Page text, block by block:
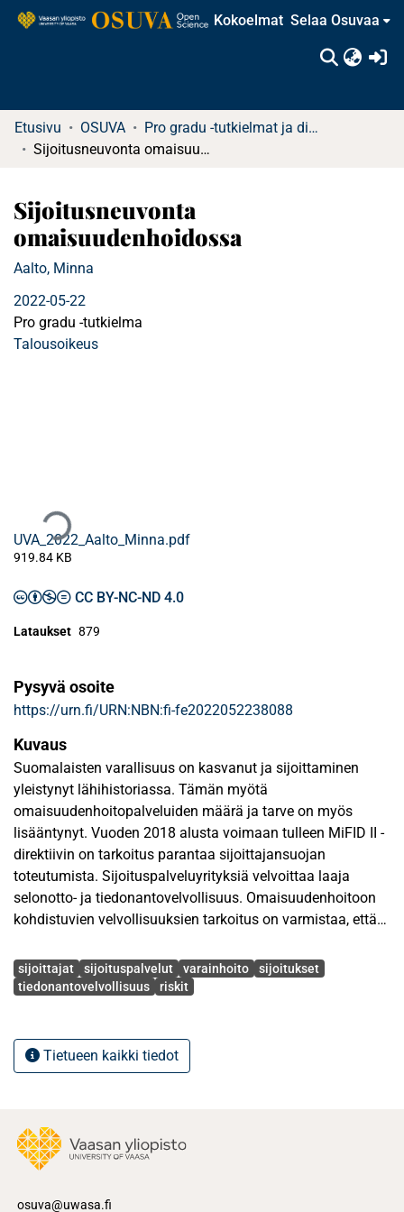
Kokoelmat Selaa Osuvaa
Etusivu OSUVA
Pro gradu -tutkielmat ja diplomityöt
Sijoitusneuvonta omaisuudenhoidossa
Sijoitusneuvonta
omaisuudenhoidossa
Aalto, Minna
2022-05-22
Pro gradu -tutkielma
Talousoikeus
UVA_2022_Aalto_Minna.pdf
919.84 KB
CC BY-NC-ND 4.0
Lataukset 879
Pysyvä osoite
https://urn.fi/URN:NBN:fi-fe2022052238088
Kuvaus
Suomalaisten varallisuus on kasvanut ja sijoittaminen
yleistynyt lähihistoriassa. Tämän myötä
omaisuudenhoitopalveluiden määrä ja tarve on myös
lisääntynyt. Vuoden 2018 alusta voimaan tulleen MiFID II -
direktiivin on tarkoitus parantaa sijoittajansuojan
toteutumista. Sijoituspalveluyrityksiä velvoittaa laaja
selonotto- ja tiedonantovelvollisuus. Omaisuudenhoitoon
kohdistuvien velvollisuuksien tarkoitus on varmistaa, että
taloudelliseen tilanteeseensa sopiva ja huomioi asiakkaan
sijoittamisen tavoitteet sekä riskinsietokyvyn.
tekijöistä sijoitusneuvonta muodostuu
omaisuudenhoidossa ja mitkä elementit siihen vaikuttavat.
omaisuudenhoitoa. Tutkielmassa tarkastellaan, miten
riskiprofiili tulee selvittää omaisuudenhoidon
olennaisesti riski ja sijoittajan tulee ymmärtää tämä.
Avainsanat
sijoittajat sijoituspalvelut varainhoito
sijoitukset
tiedonantovelvollisuus
riskit
Tietueen kaikki tiedot
osuva@uwasa.fi